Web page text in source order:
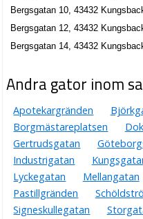
0300-13230
Bergsgatan 3, 43432 Kungsbacka
J. Samuelsson Holding AB
Kungsbacka
Bo Ingvar Palmqvist
0300-17119
Bergsgatan 3, 43432 Kungsbacka
Samuelsson & Co AB
Claes Jörgen Samuelsson
Bergsgatan 3, 43432 Kungsbacka
Bergsgatan 10, 43432
Bergsgatan 12, 43432
Bergsgatan 14, 43432
Andra gator inom
Apotekargränden
Borgmästareplatsen
Gertrudsgatan
Industrigatan
Lyckegatan
Mellangatan
Pastillgränden
Signeskullegatan